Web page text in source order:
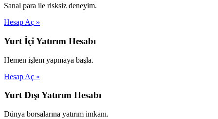
Sanal para ile risksiz deneyim.
Hesap Aç »
Yurt İçi Yatırım Hesabı
Hemen işlem yapmaya başla.
Hesap Aç »
Yurt Dışı Yatırım Hesabı
Dünya borsalarına yatırım imkanı.